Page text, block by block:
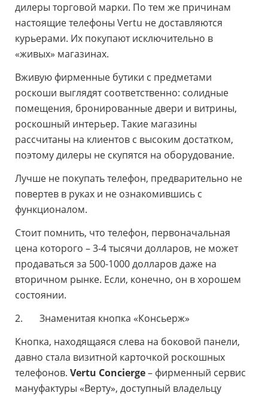
дилеры торговой марки. По тем же причинам
настоящие телефоны Vertu не доставляются
курьерами. Их покупают исключительно в
«живых» магазинах.
Вживую фирменные бутики с предметами
роскоши выглядят соответственно: солидные
помещения, бронированные двери и витрины,
роскошный интерьер. Такие магазины
рассчитаны на клиентов с высоким достатком,
поэтому дилеры не скупятся на оборудование.
Лучше не покупать телефон, предварительно не
повертев в руках и не ознакомившись с
функционалом.
Стоит помнить, что телефон, первоначальная
цена которого – 3-4 тысячи долларов, не может
продаваться за 500-1000 долларов даже на
вторичном рынке. Если, конечно, он в хорошем
состоянии.
2. Знаменитая кнопка «Консьерж»
Кнопка, находящаяся слева на боковой панели,
давно стала визитной карточкой роскошных
телефонов. Vertu Concierge– фирменный сервис
мануфактуры «Верту», доступный владельцу